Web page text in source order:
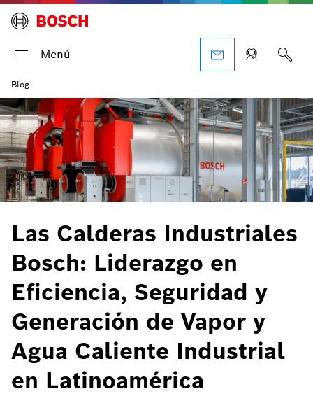
Menú
Blog
Las Calderas Industriales
Bosch: Liderazgo en
Eficiencia, Seguridad y
Generación de Vapor y
Agua Caliente Industrial
en Latinoamérica